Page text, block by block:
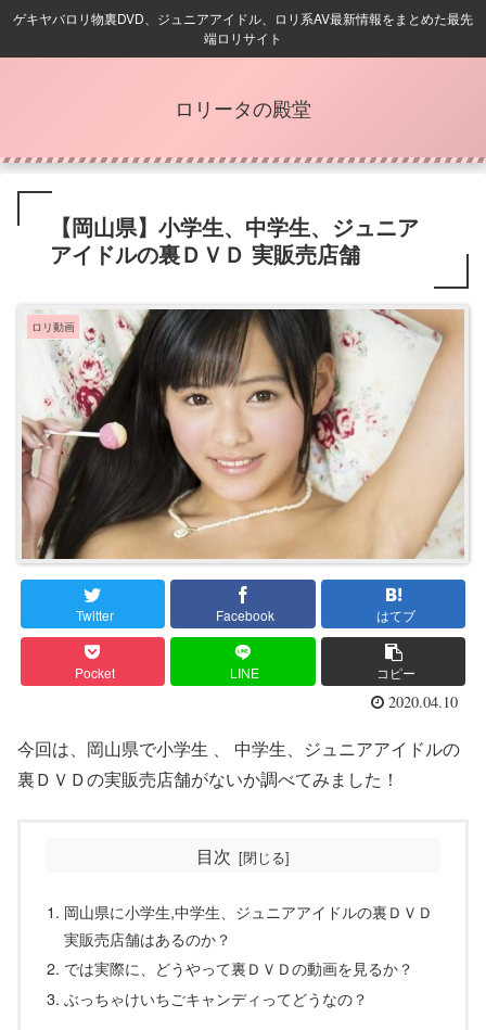
ゲキヤバロリ物裏DVD、ジュニアアイドル、ロリ系AV最新情報をまとめた最先
端ロリサイト
ロリータの殿堂
【岡山県】小学生、中学生、ジュニア
アイドルの裏ＤＶＤ 実販売店舗
ロリ動画
Twitter Facebook はてブ
Pocket LINE コピー
2020.04.10
今回は、岡山県で小学生 、 中学生、ジュニアアイドルの
裏ＤＶＤの実販売店舗がないか調べてみました！
目次
岡山県に小学生,中学生、ジュニアアイドルの裏ＤＶＤ
実販売店舗はあるのか？
では実際に、どうやって裏ＤＶＤの動画を見るか？
ぶっちゃけいちごキャンディってどうなの？